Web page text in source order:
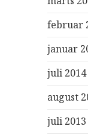
februar
januar
juli 2014
august
juli 2013